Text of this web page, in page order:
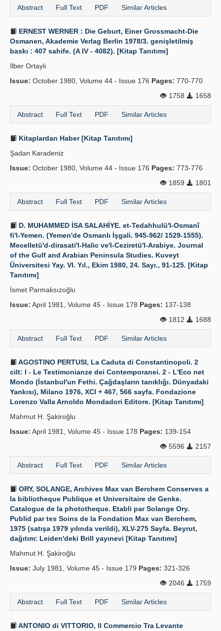
Abstract Full Text PDF Similar Articles
ERNEST WERNER : Die Geburt, Einer Grossmacht-Die
Osmanen, Akademie Verlag Berlin 1978/3. genişletilmiş
baskı : 407 sahife. (A IV - 4082). [Kitap Tanıtımı]
İlber Ortaylı
Issue: October 1980, Volume 44 - Issue 176 Pages: 770-770
1758
1658
Abstract Full Text PDF Similar Articles
Kitaplardan Haber [Kitap Tanıtımı]
Şadan Karadeniz
Issue: October 1980, Volume 44 - Issue 176 Pages: 773-776
1859
1801
Abstract Full Text PDF Similar Articles
D. MUHAMMED İSA SALAHİYE. et-Tedahhulü'l-Osmanî
fi'l-Yemen. (Yemen'de Osmanlı İşgali. 945-962/ 1529-1555).
Mecelletü'd-dirasati'l-Halic ve'l-Ceziretü'l-Arabiye. Journal
of the Gulf and Arabian Peninsula Studies. Kuveyt
Üniversitesi Yay. VI. Yıl., Ekim 1980, 24. Sayı., 91-125. [Kitap
Tanıtımı]
İsmet Parmaksızoğlu
Issue: April 1981, Volume 45 - Issue 178 Pages: 137-138
1812
1688
Abstract Full Text PDF Similar Articles
AGOSTINO PERTUSI, La Caduta di Constantinopoli. 2
cilt: I - Le Testimonianze dei Contemporanei. 2 - L'Eco net
Mondo (İstanbul'un Fethi. Çağdaşların tanıklığı. Dünyadaki
Yankısı), Milano 1976, XCI + 467, 566 sayfa. Fondazione
Lorenzo Valla Arnoldo Mondadori Editore. [Kitap Tanıtımı]
Mahmut H. Şakiroğlu
Issue: April 1981, Volume 45 - Issue 178 Pages: 139-154
5596
2157
Abstract Full Text PDF Similar Articles
ORY, SOLANGE, Archives Max van Berchem Conserves a
la bibliotheque Publique et Universitaire de Genke.
Catalogue de la phototheque. Etabli par Solange Ory.
Publid par tes Soins de la Fondation Max van Berchem,
1975 (satışa 1979 yılında verildi), XLV-275 Sayfa. Beyrut,
dağıtım: Leiden'deki Brill yayınevi [Kitap Tanıtımı]
Mahmut H. Şakiroğlu
Issue: July 1981, Volume 45 - Issue 179 Pages: 321-326
2046
1759
Abstract Full Text PDF Similar Articles
ANTONIO di VITTORIO, Il Commercio Tra Levante